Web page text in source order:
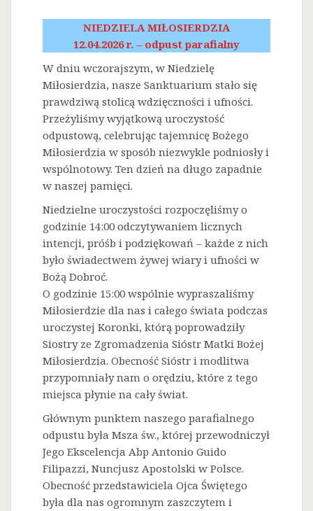
NIEDZIELA MIŁOSIERDZIA
12.04.2026 r. – odpust parafialny
W dniu wczorajszym, w Niedzielę
Miłosierdzia, nasze Sanktuarium stało się
prawdziwą stolicą wdzięczności i ufności.
Przeżyliśmy wyjątkową uroczystość
odpustową, celebrując tajemnicę Bożego
Miłosierdzia w sposób niezwykle podniosły i
wspólnotowy. Ten dzień na długo zapadnie
w naszej pamięci.
Niedzielne uroczystości rozpoczęliśmy o
godzinie 14:00 odczytywaniem licznych
intencji, próśb i podziękowań – każde z nich
było świadectwem żywej wiary i ufności w
Bożą Dobroć.
O godzinie 15:00 wspólnie wypraszaliśmy
Miłosierdzie dla nas i całego świata podczas
uroczystej Koronki, którą poprowadziły
Siostry ze Zgromadzenia Sióstr Matki Bożej
Miłosierdzia. Obecność Sióstr i modlitwa
przypomniały nam o orędziu, które z tego
miejsca płynie na cały świat.
Głównym punktem naszego parafialnego
odpustu była Msza św., której przewodniczył
Jego Ekscelencja Abp Antonio Guido
Filipazzi, Nuncjusz Apostolski w Polsce.
Obecność przedstawiciela Ojca Świętego
była dla nas ogromnym zaszczytem i